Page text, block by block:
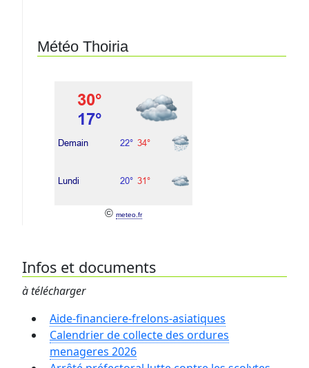
Météo Thoiria
© meteo.fr
Infos et documents
à télécharger
Aide-financiere-frelons-asiatiques
Calendrier de collecte des ordures
menageres 2026